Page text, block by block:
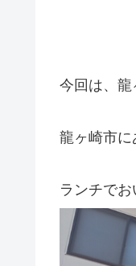
今回は、龍
龍ヶ崎市に
ランチで